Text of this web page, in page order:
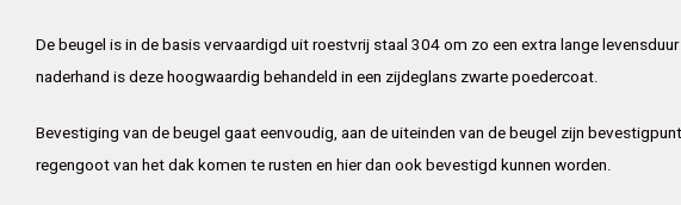
De beugel is in de basis vervaardigd uit roestvrij staal 304 om zo een extra lange
naderhand is deze hoogwaardig behandeld in een zijdeglans zwarte poedercoat.
Bevestiging van de beugel gaat eenvoudig, aan de uiteinden van de beugel zijn
regengoot van het dak komen te rusten en hier dan ook bevestigd kunnen worden.